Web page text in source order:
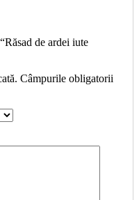
de ardei iute
Câmpurile obligatorii